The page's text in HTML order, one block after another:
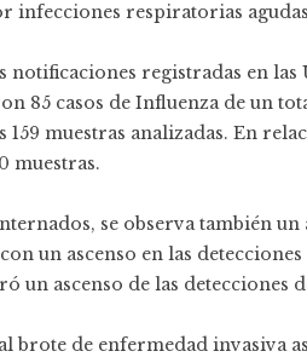
infecciones respiratorias
notificaciones registradas en
85 casos de Influenza de un
159 muestras analizadas. En
muestras.
se observa también
un ascenso en las
un ascenso de las detecciones
brote de enfermedad invasiva